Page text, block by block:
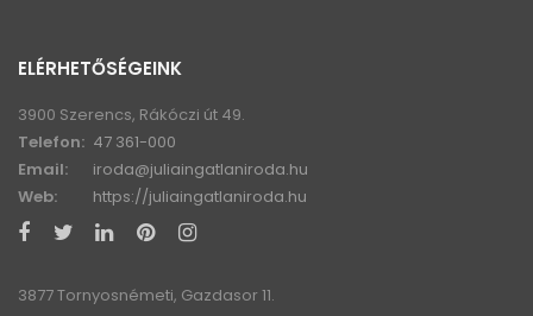
ELÉRHETŐSÉGEINK
3900 Szerencs, Rákóczi út 49.
Telefon: 47 361-000
Email:
iroda@juliaingatlaniroda.hu
Web:
https://juliaingatlaniroda.hu
3877 Tornyosnémeti, Gazdasor 11.